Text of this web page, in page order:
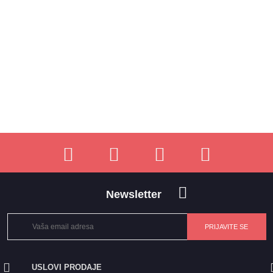
Newsletter
USLOVI PRODAJE